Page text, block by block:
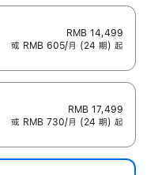
RMB 14,499
或 RMB 605/月 (24 期) 起
RMB 17,499
或 RMB 730/月 (24 期) 起